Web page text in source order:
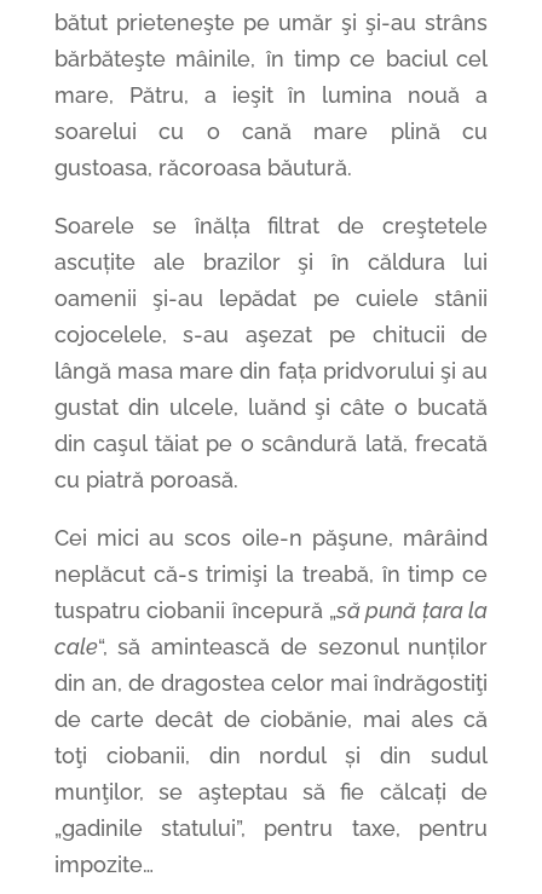
bătut prieteneşte pe umăr şi şi-au strâns
bărbăteşte mâinile, în timp ce baciul cel
mare, Pătru, a ieşit în lumina nouă a
soarelui cu o cană mare plină cu
gustoasa, răcoroasa băutură.
Soarele se înălța filtrat de creştetele
ascuțite ale brazilor şi în căldura lui
oamenii şi-au lepădat pe cuiele stânii
cojocelele, s-au aşezat pe chitucii de
lângă masa mare din fața pridvorului şi au
gustat din ulcele, luănd şi câte o bucată
din caşul tăiat pe o scândură lată, frecată
cu piatră poroasă.
Cei mici au scos oile-n păşune, mârâind
neplăcut că-s trimişi la treabă, în timp ce
tuspatru ciobanii începură „să pună țara la
cale“, să amintească de sezonul nunților
din an, de dragostea celor mai îndrăgostiţi
de carte decât de ciobănie, mai ales că
toţi ciobanii, din nordul și din sudul
munţilor, se aşteptau să fie călcați de
„gadinile statului”, pentru taxe, pentru
impozite…